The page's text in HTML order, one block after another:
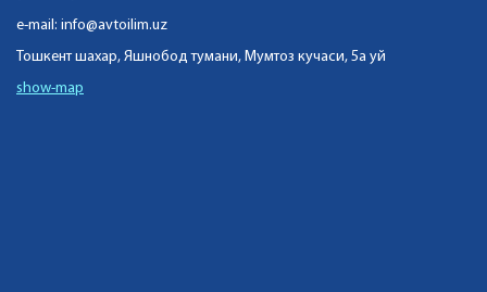
e-mail: info@avtoilim.uz
Тошкент шахар, Яшнобод тумани, Мумтоз кучаси, 5а уй
show-map